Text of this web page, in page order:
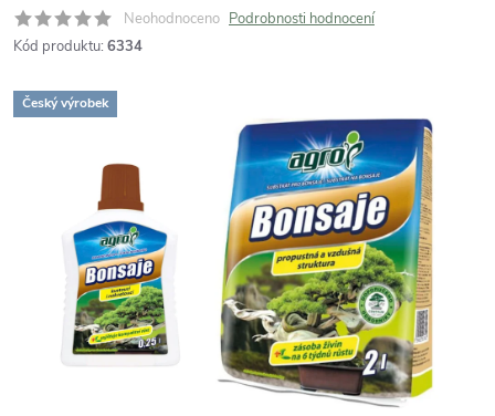
Neohodnoceno Podrobnosti hodnocení
Kód produktu: 6334
Český výrobek